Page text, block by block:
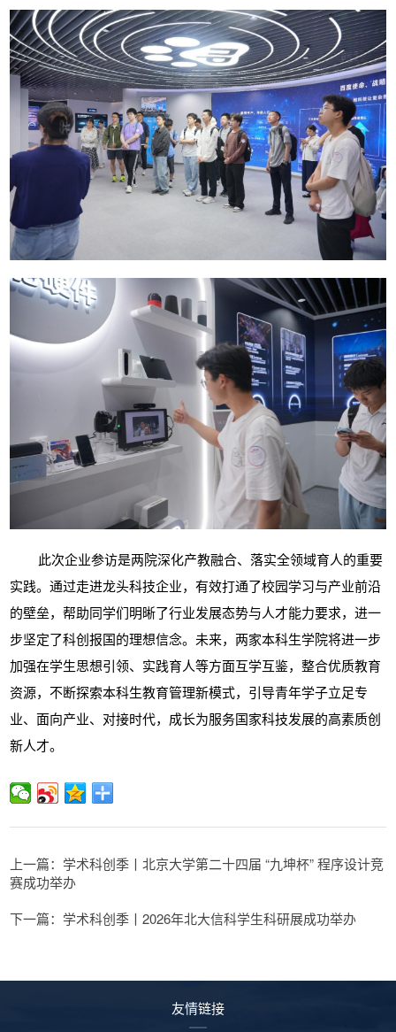
此次企业参访是两院深化产教融合、落实全领域育人的重要
实践。通过走进龙头科技企业，有效打通了校园学习与产业前沿
的壁垒，帮助同学们明晰了行业发展态势与人才能力要求，进一
步坚定了科创报国的理想信念。 未来，两家本科生学院将进一步
加强在学生思想引领、实践育人等方面互学互鉴，整合优质教育
资源，不断探索本科生教育管理新模式，引导青年学子立足专
业、面向产业、对接时代，成长为服务国家科技发展的高素质创
新人才。
上一篇：学术科创季丨北京大学第二十四届 “九坤杯” 程序设计竞
赛成功举办
下一篇：学术科创季丨2026年北大信科学生科研展成功举办
友情链接